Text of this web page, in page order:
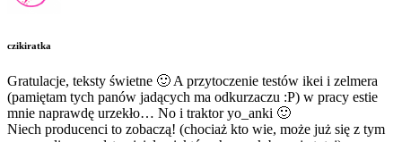
czikiratka
Gratulacje, teksty świetne 🙂 A przytoczenie testów ikei i zelmera
(pamiętam tych panów jadących ma odkurzaczu :P) w pracy estie
mnie naprawdę urzekło… No i traktor yo_anki 🙂
Niech producenci to zobaczą! (chociaż kto wie, może już się z tym